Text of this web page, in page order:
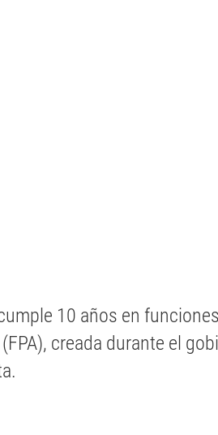
10 años en
creada durante el